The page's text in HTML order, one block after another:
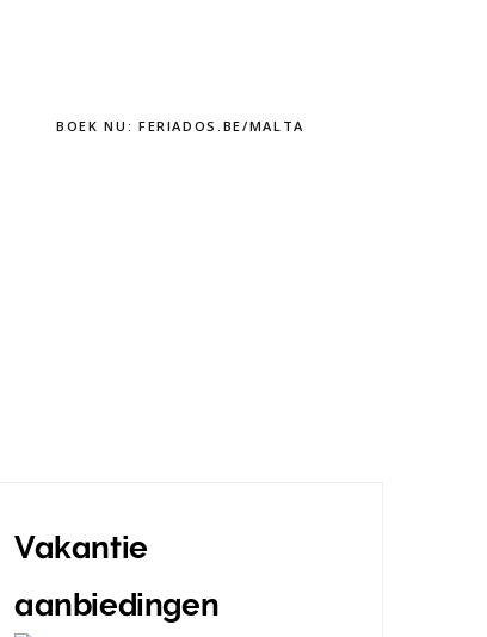
BOEK NU: FERIADOS.BE/MALTA
Vakantie
aanbiedingen